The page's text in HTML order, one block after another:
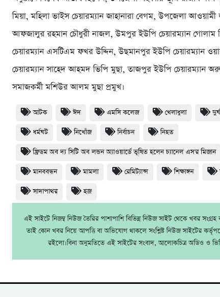
মিয়া, মহিলা ভাইস চেয়ারম্যান জাহানারা বেগম, উপজেলা
আফজালুর রহমান চৌধুরী নাজল, উমপুর ইউপি চেয়ারম্যান গোলাম
চেয়ারম্যান এসটিএম ফখর উদ্দিন, উছমানপুর ইউপি চেয়ারম্যান
চেয়ারম্যান সাহেদ আহমদ ভিপি মুছা, তাজপুর ইউপি
সমাজকর্মী মশিউর আলম মুছা প্রমুখ।
আটক ঈদ এমসি কলেজ খেলাধুলা
ধর্মঘট নিখোঁজ নির্বাচন নিহত
ফ্রিডম অব দ্য সিটি অব লন্ডন অ্যাওয়ার্ডে ভূষিত হলেন চ্যানেল এস'র মিজান
মানববন্ধন মামলা রেমিট্যান্স শিক্ষাঙ্গন
সাদাপাথর হজ
এই সাইটে নিজম্ব নিউজ তৈরির পাশাপাশি বিভিন্ন নিউজ সাইট থেকে খবর সংগ্রহ
তাই কোন খবর নিয়ে আপত্তি বা অভিযোগ থাকলে সংশ্লিষ্ট নিউজ সাইটের
রইলো।বিনা অনুমতিতে এই সাইটের সংবাদ, আলোকচিত্র অডিও ও